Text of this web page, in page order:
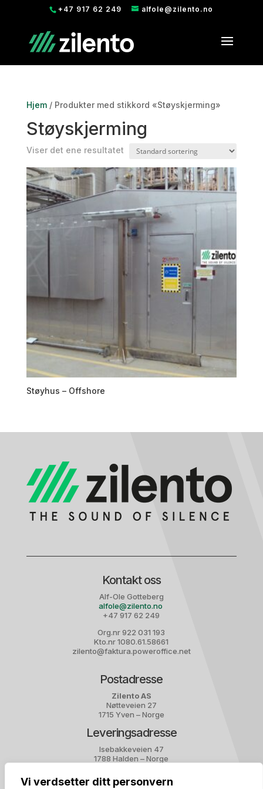
Vi verdsetter ditt personvern
+47 917 62 249 alfole@zilento.no
Hjem/ Produkter med stikkord «Støyskjerming»
Støyskjerming
Viser det ene resultatet
Støyhus – Offshore
Kontakt oss
Alf-Ole Gotteberg
alfole@zilento.no
+47 917 62 249
Org.nr 922 031 193
Kto.nr 1080.61.58661
zilento@faktura.poweroffice.net
Postadresse
Zilento AS
Nøtteveien 27
1715 Yven – Norge
Leveringsadresse
Isebakkeveien 47
1788 Halden – Norge